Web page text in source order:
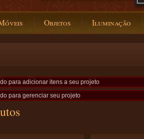
Objetos Iluminação
para adicionar itens a seu projeto
para gerenciar seu projeto